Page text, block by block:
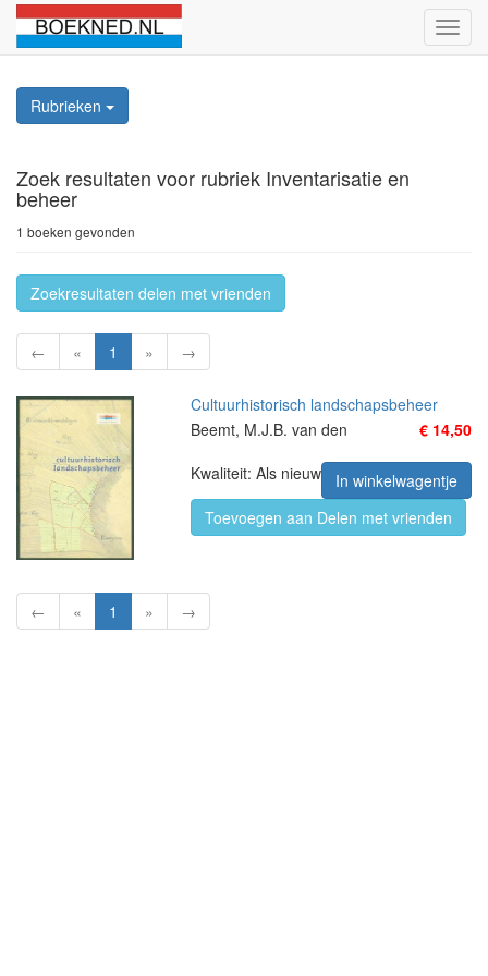
Rubrieken
Zoek resultaten voor rubriek Inventarisatie en
beheer
1 boeken gevonden
Zoekresultaten delen met vrienden
← « 1 » →
Cultuurhistorisch landschapsbeheer
Beemt, M.J.B. van den
€ 14,50
Kwaliteit: Als nieuw
In winkelwagentje
Toevoegen aan Delen met vrienden
← « 1 » →